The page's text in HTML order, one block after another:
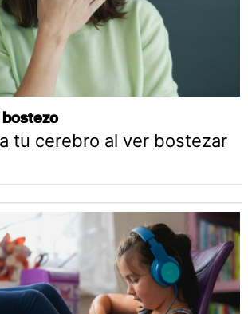
tu cerebro al ver bostezar